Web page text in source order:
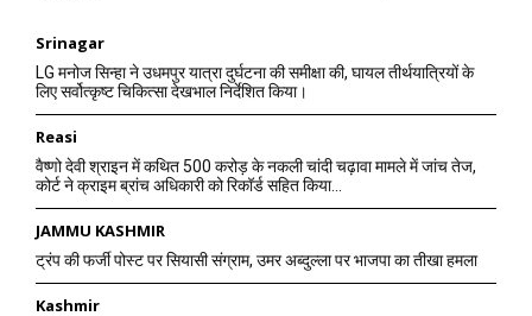
Srinagar
LG मनोज सिन्हा ने उधमपुर यात्रा दुर्घटना की समीक्षा की, घायल तीर्थयात्रियों के
लिए सर्वोत्कृष्ट चिकित्सा देखभाल निर्देशित किया।
Reasi
वैष्णो देवी श्राइन में कथित 500 करोड़ के नकली चांदी चढ़ावा मामले में जांच तेज,
कोर्ट ने क्राइम ब्रांच अधिकारी को रिकॉर्ड सहित किया...
JAMMU KASHMIR
ट्रंप की फर्जी पोस्ट पर सियासी संग्राम, उमर अब्दुल्ला पर भाजपा का तीखा हमला
Kashmir